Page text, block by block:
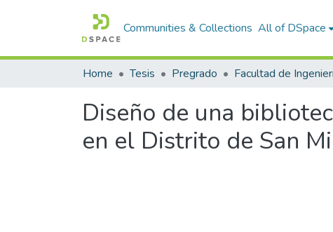
Communities & Collections All of DSpace
Home Tesis Pregrado
Diseño de una
en el Distrito de San